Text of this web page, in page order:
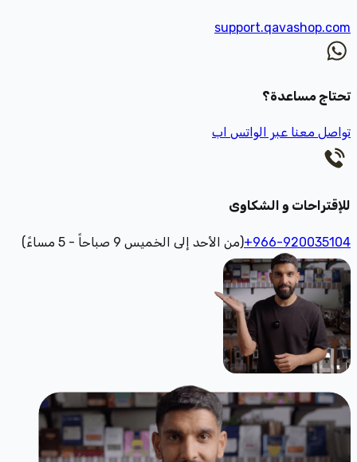
support.qavashop.com
تحتاج مساعدة؟
تواصل معنا عبر الواتس اب
للإقتراحات و الشكاوى
+966-920035104(من الأحد إلى الخميس 9 صباحاً - 5 مساءً)